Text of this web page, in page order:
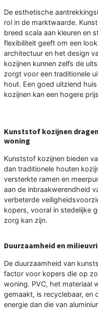
De esthetische
rol in de marktwaarde.
breed scala aan kleuren en
flexibiliteit geeft om een
architectuur en het design
kozijnen kunnen zelfs de
zorgt voor een traditionele
hout. Een goed uitziend
kozijnen kan een hogere
Kunststof kozijnen
woning
Kunststof kozijnen bieden
dan traditionele houten
versterkte ramen en
aan de inbraakwerendheid
verbeterde
kopers, vooral in stedelijke
zorg kan zijn.
Duurzaamheid en
De duurzaamheid van
factor voor kopers die op
woning. PVC, het materiaal
gemaakt, is recyclebaar, en
energie dan die van